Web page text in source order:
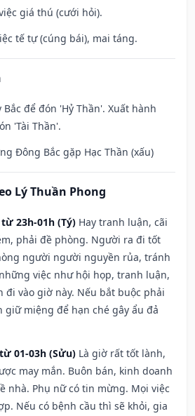
giá thú (cưới hỏi).
tế tự (cúng bái), mai táng.
để đón 'Hỷ Thần'. Xuất hành
'Tài Thần'.
Đông Bắc gặp Hạc Thần (xấu)
Lý Thuần Phong
23h-01h (Tý) Hay tranh luận, cãi
phải đề phòng. Người ra đi tốt
người người nguyền rủa, tránh
việc như hội họp, tranh luận,
vào giờ này. Nếu bắt buộc phải
giữ miệng để hạn ché gây ẩu đả
01-03h (Sửu) Là giờ rất tốt lành,
may mắn. Buôn bán, kinh doanh
nhà. Phụ nữ có tin mừng. Mọi việc
Nếu có bệnh cầu thì sẽ khỏi, gia